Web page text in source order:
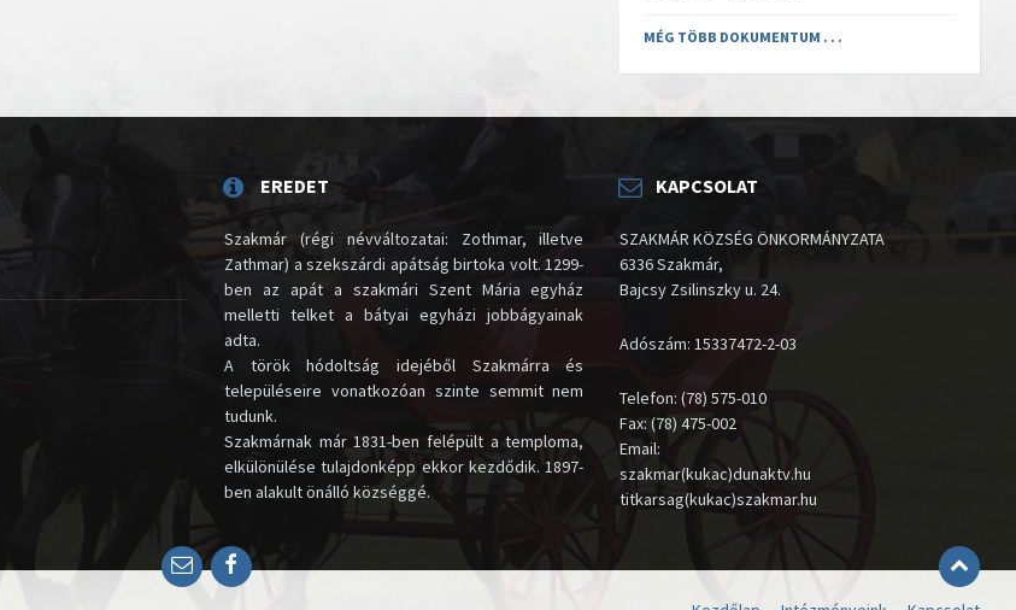
MÉG TÖBB DOKUMENTUM . . .
EREDET
Szakmár (régi névváltozatai: Zothmar, illetve
Zathmar) a szekszárdi apátság birtoka volt. 1299-
ben az apát a szakmári Szent Mária egyház
melletti telket a bátyai egyházi jobbágyainak
adta.
A török hódoltság idejéből Szakmárra és
településeire vonatkozóan szinte semmit nem
tudunk.
Szakmárnak már 1831-ben felépült a temploma,
elkülönülése tulajdonképp ekkor kezdődik. 1897-
ben alakult önálló községgé.
KAPCSOLAT
SZAKMÁR KÖZSÉG ÖNKORMÁNYZATA
6336 Szakmár,
Bajcsy Zsilinszky u. 24.
Adószám: 15337472-2-03
Telefon: (78) 575-010
Fax: (78) 475-002
Email:
szakmar(kukac)dunaktv.hu
titkarsag(kukac)szakmar.hu
EmailFacebook